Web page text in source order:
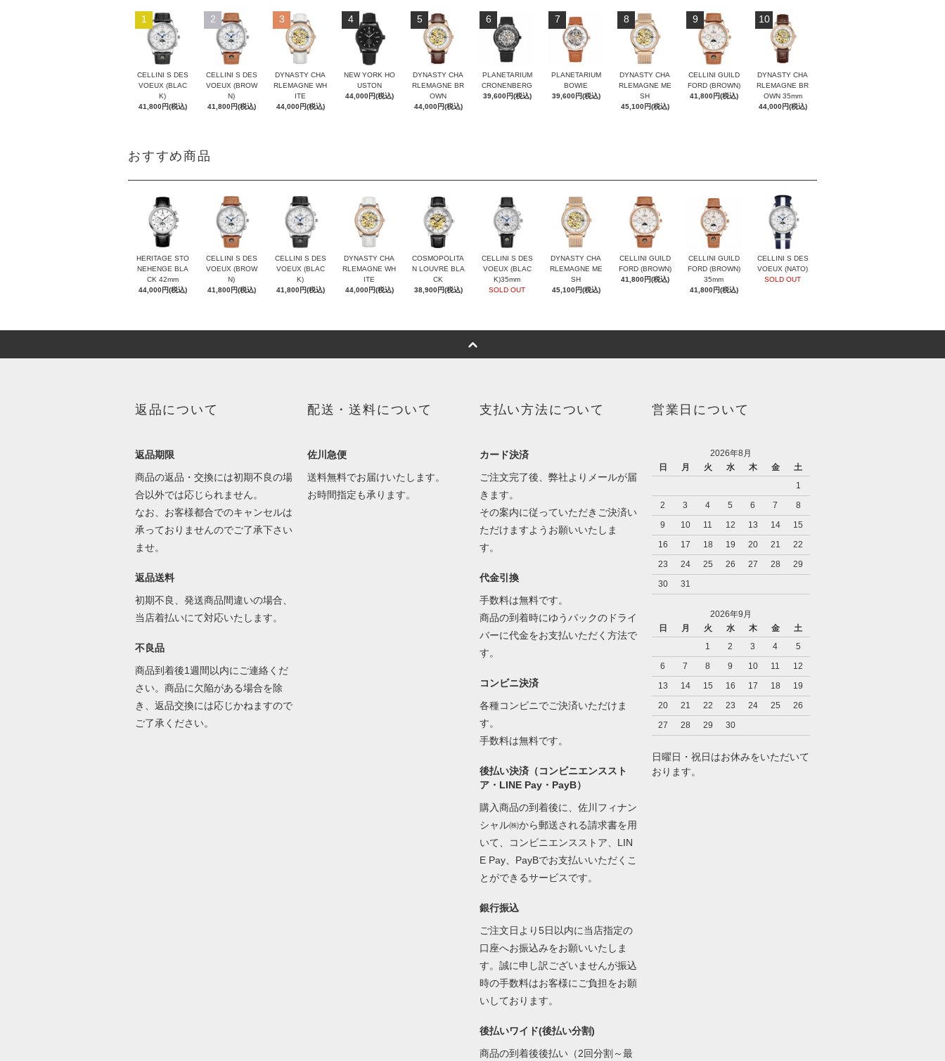
1
CELLINI S DES
VOEUX (BLAC
K)
41,800円(税込)
2
CELLINI S DES
VOEUX (BROW
N)
41,800円(税込)
3
DYNASTY CHA
RLEMAGNE WH
ITE
44,000円(税込)
4
NEW YORK HO
USTON
44,000円(税込)
5
DYNASTY CHA
RLEMAGNE BR
OWN
44,000円(税込)
6
PLANETARIUM
CRONENBERG
39,600円(税込)
7
PLANETARIUM
BOWIE
39,600円(税込)
8
DYNASTY CHA
RLEMAGNE ME
SH
45,100円(税込)
9
CELLINI GUILD
FORD (BROWN)
41,800円(税込)
10
DYNASTY CHA
RLEMAGNE BR
OWN 35mm
44,000円(税込)
おすすめ商品
HERITAGE STO
NEHENGE BLA
CK 42mm
44,000円(税込)
CELLINI S DES
VOEUX (BROW
N)
41,800円(税込)
CELLINI S DES
VOEUX (BLAC
K)
41,800円(税込)
DYNASTY CHA
RLEMAGNE WH
ITE
44,000円(税込)
COSMOPOLITA
N LOUVRE BLA
CK
38,900円(税込)
CELLINI S DES
VOEUX (BLAC
K)35mm
SOLD OUT
DYNASTY CHA
RLEMAGNE ME
SH
45,100円(税込)
CELLINI GUILD
FORD (BROWN)
41,800円(税込)
CELLINI GUILD
FORD (BROWN)
35mm
41,800円(税込)
CELLINI S DES
VOEUX (NATO)
SOLD OUT
返品について
返品期限
商品の返品・交換には初期不良の場
合以外では応じられません。
なお、お客様都合でのキャンセルは
承っておりませんのでご了承下さい
ませ。
返品送料
初期不良、発送商品間違いの場合、
当店着払いにて対応いたします。
不良品
商品到着後1週間以内にご連絡くだ
さい。商品に欠陥がある場合を除
き、返品交換には応じかねますので
ご了承ください。
配送・送料について
佐川急便
送料無料でお届けいたします。
お時間指定も承ります。
支払い方法について
カード決済
ご注文完了後、弊社よりメールが届
きます。
その案内に従っていただきご決済い
ただけますようお願いいたしま
す。
代金引換
手数料は無料です。
商品の到着時にゆうパックのドライ
バーに代金をお支払いただく方法で
す。
コンビニ決済
各種コンビニでご決済いただけま
す。
手数料は無料です。
後払い決済（コンビニエンススト
ア・LINE Pay・PayB）
購入商品の到着後に、佐川フィナン
シャル㈱から郵送される請求書を用
いて、コンビニエンスストア、LIN
E Pay、PayBでお支払いいただくこ
とができるサービスです。
銀行振込
ご注文日より5日以内に当店指定の
口座へお振込みをお願いいたしま
す。誠に申し訳ございませんが振込
時の手数料はお客様にご負担をお願
いしております。
後払いワイド(後払い分割)
商品の到着後後払い（2回分割～最
営業日について
2026年8月
日
月 火 水 木 金
土
1
2
3 4 5 6 7
8
9
10 11 12 13 14
15
16
17 18 19 20 21
22
23
24 25 26 27 28
29
30
31
2026年9月
日
月 火 水 木 金
土
1
2 3 4
5
6
7 8 9 10 11
12
13
14 15 16 17 18
19
20
21 22 23 24 25
26
27
28 29 30
日曜日・祝日はお休みをいただいて
おります。